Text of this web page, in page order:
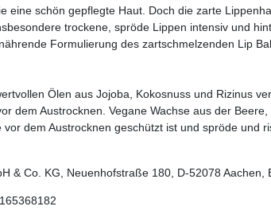
eine schön gepflegte Haut. Doch die zarte
trockene, spröde Lippen intensiv und
Formulierung des zartschmelzenden Lip
Ölen aus Jojoba, Kokosnuss und Rizinus
dem Austrocknen. Vegane Wachse aus der
dem Austrocknen geschützt ist und spröde und
& Co. KG, Neuenhofstraße 180, D-52078 Aachen,